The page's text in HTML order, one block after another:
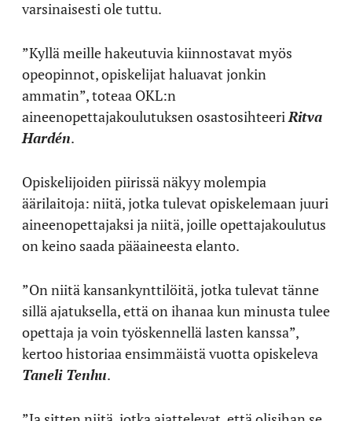
varsinaisesti ole tuttu.
”Kyllä meille hakeutuvia kiinnostavat myös
opeopinnot, opiskelijat haluavat jonkin
ammatin”, toteaa OKL:n
aineenopettajakoulutuksen osastosihteeri Ritva
Hardén.
Opiskelijoiden piirissä näkyy molempia
äärilaitoja: niitä, jotka tulevat opiskelemaan juuri
aineenopettajaksi ja niitä, joille opettajakoulutus
on keino saada pääaineesta elanto.
”On niitä kansankynttilöitä, jotka tulevat tänne
sillä ajatuksella, että on ihanaa kun minusta tulee
opettaja ja voin työskennellä lasten kanssa”,
kertoo historiaa ensimmäistä vuotta opiskeleva
Taneli Tenhu.